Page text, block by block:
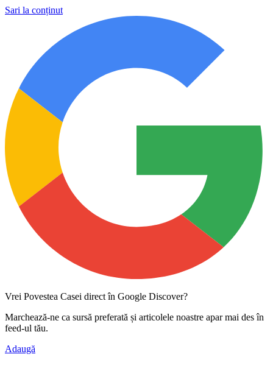
Sari la conținut
Vrei Povestea Casei direct în Google Discover?
Marchează-ne ca sursă preferată și articolele noastre apar mai des în
feed-ul tău.
Adaugă